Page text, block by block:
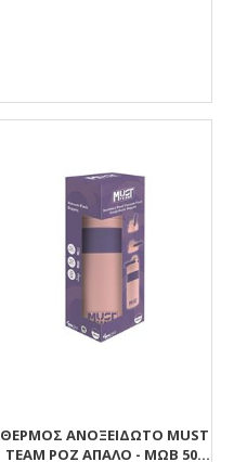
ΘΕΡΜΌΣ ΑΝΟΞΕΊΔΩΤΟ MUST
TEAM ΡΟΖ ΑΠΑΛΌ - ΜΩΒ 500